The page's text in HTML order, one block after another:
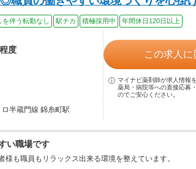
を伴う転勤なし 駅チカ 積極採用中 年間休日120日以上
度
半蔵門線 錦糸町駅
この求人に
マイナビ薬剤師が求人情報
薬局・病院等への直接応募
のでご安心ください。
い職場です
様も職員もリラックス出来る環境を整えています。